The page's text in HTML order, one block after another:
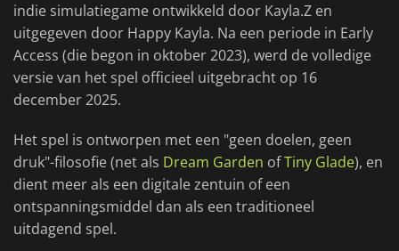
indie simulatiegame ontwikkeld door Kayla.Z en
uitgegeven door Happy Kayla. Na een periode in Early
Access (die begon in oktober 2023), werd de volledige
versie van het spel officieel uitgebracht op 16
december 2025.
Het spel is ontworpen met een "geen doelen, geen
druk"-filosofie (net als Dream Garden ofTiny Glade), en
dient meer als een digitale zentuin of een
ontspanningsmiddel dan als een traditioneel
uitdagend spel.